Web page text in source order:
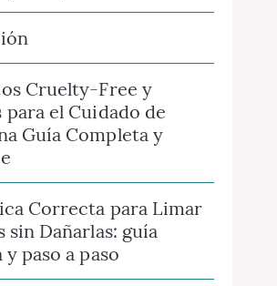
Cruelty-Free y
para el Cuidado de
Guía Completa y
Correcta para Limar
sin Dañarlas: guía
paso a paso